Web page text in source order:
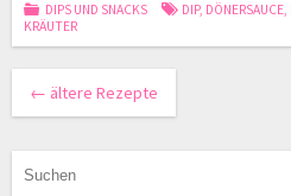
DIPS UND SNACKS DIP, DÖNERSAUCE,
KRÄUTER
← ältere Rezepte